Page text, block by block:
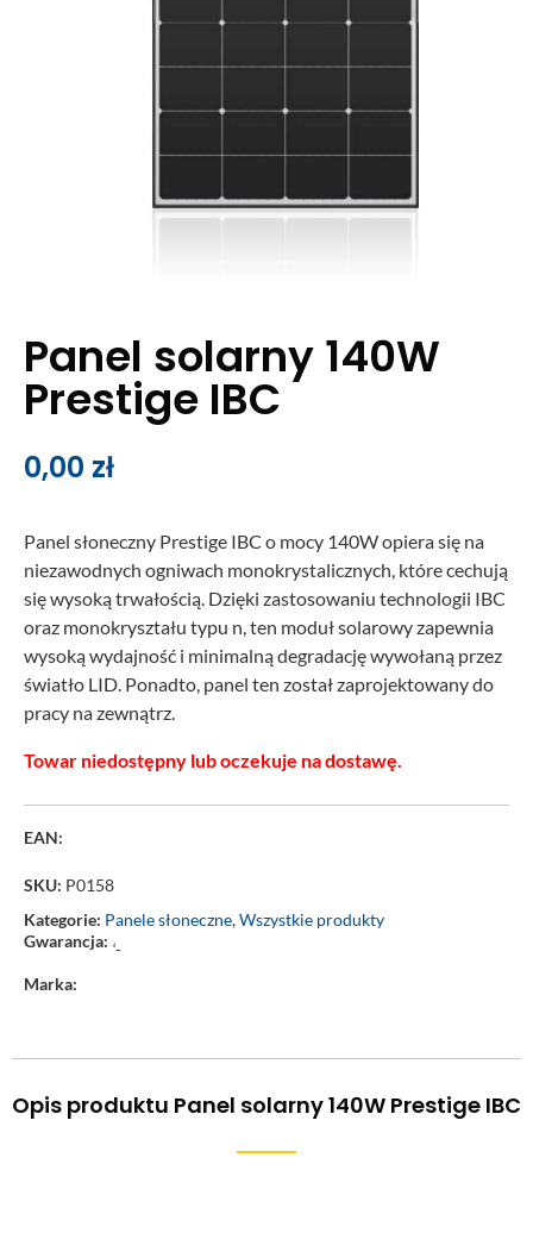
Panel solarny 140W
Prestige IBC
0,00 zł
Panel słoneczny Prestige IBC o mocy 140W opiera się na
niezawodnych ogniwach monokrystalicznych, które cechują
się wysoką trwałością. Dzięki zastosowaniu technologii IBC
oraz monokryształu typu n, ten moduł solarowy zapewnia
wysoką wydajność i minimalną degradację wywołaną przez
światło LID. Ponadto, panel ten został zaprojektowany do
pracy na zewnątrz.
Towar niedostępny lub oczekuje na dostawę.
EAN:
SKU: P0158
Kategorie: Panele słoneczne,Wszystkie produkty
Gwarancja: ‘-
Marka:
Opis produktu Panel solarny 140W Prestige IBC